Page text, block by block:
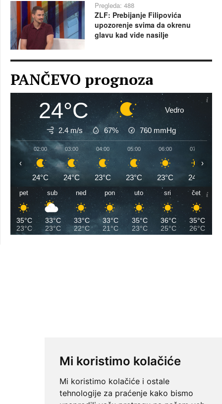
Mi koristimo kolačiće
Mi koristimo kolačiće i ostale
tehnologije za praćenje kako bismo
Pregleda: 488
ZLF: Prebijanje Filipovića
upozorenje svima da okrenu
glavu kad vide nasilje
PANČEVO prognoza
24°C Vedro
2.4 m/s 67% 760 mmHg
02:00
24°C
03:00
24°C
04:00
23°C
05:00
23°C
06:00
23°C
07:00
24°C
‹ ›
pet
35°C
23°C
sub
33°C
23°C
ned
33°C
22°C
pon
33°C
21°C
uto
35°C
23°C
sri
36°C
25°C
čet
35°C
26°C